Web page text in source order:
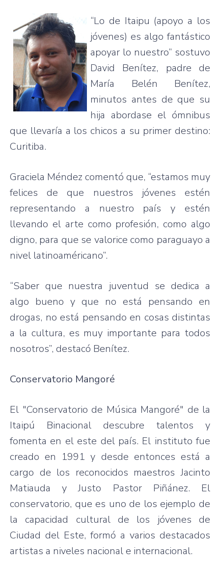
“Lo de Itaipu (apoyo a los
jóvenes) es algo fantástico
apoyar lo nuestro” sostuvo
David Benítez, padre de
María Belén Benítez,
minutos antes de que su
hija abordase el ómnibus
que llevaría a los chicos a su primer destino:
Curitiba.
Graciela Méndez comentó que, “estamos muy
felices de que nuestros jóvenes estén
representando a nuestro país y estén
llevando el arte como profesión, como algo
digno, para que se valorice como paraguayo a
nivel latinoaméricano”.
“Saber que nuestra juventud se dedica a
algo bueno y que no está pensando en
drogas, no está pensando en cosas distintas
a la cultura, es muy importante para todos
nosotros”, destacó Benítez.
Conservatorio Mangoré
El "Conservatorio de Música Mangoré" de la
Itaipú Binacional descubre talentos y
fomenta en el este del país. El instituto fue
creado en 1991 y desde entonces está a
cargo de los reconocidos maestros Jacinto
Matiauda y Justo Pastor Piñánez. El
conservatorio, que es uno de los ejemplo de
la capacidad cultural de los jóvenes de
Ciudad del Este, formó a varios destacados
artistas a niveles nacional e internacional.